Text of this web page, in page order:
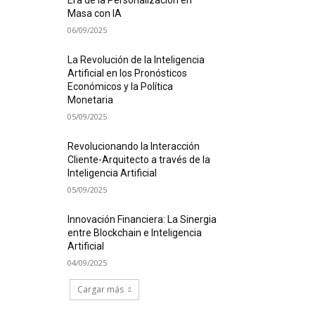
Masa con IA
06/09/2025
La Revolución de la Inteligencia
Artificial en los Pronósticos
Económicos y la Política
Monetaria
05/09/2025
Revolucionando la Interacción
Cliente-Arquitecto a través de la
Inteligencia Artificial
05/09/2025
Innovación Financiera: La Sinergia
entre Blockchain e Inteligencia
Artificial
04/09/2025
Cargar más